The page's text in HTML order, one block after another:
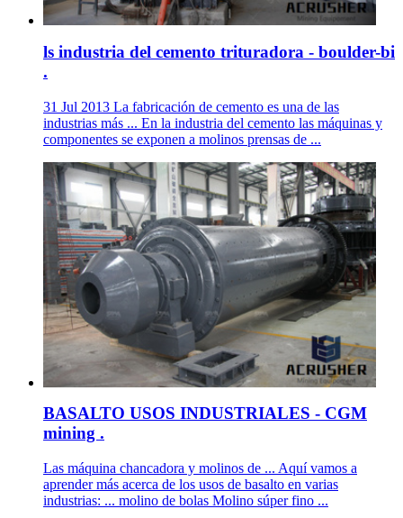
ls industria del cemento trituradora - boulder-bi
.
31 Jul 2013 La fabricación de cemento es una de las
industrias más ... En la industria del cemento las máquinas y
componentes se exponen a molinos prensas de ...
BASALTO USOS INDUSTRIALES - CGM
mining .
Las máquina chancadora y molinos de ... Aquí vamos a
aprender más acerca de los usos de basalto en varias
industrias: ... molino de bolas Molino súper fino ...